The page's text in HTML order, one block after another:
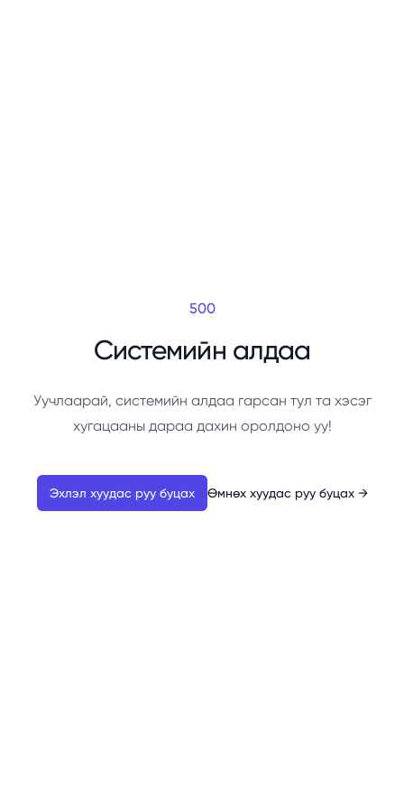
500
Системийн алдаа
Уучлаарай, системийн алдаа гарсан тул та хэсэг
хугацааны дараа дахин оролдоно уу!
Эхлэл хуудас руу буцах Өмнөх хуудас руу буцах →